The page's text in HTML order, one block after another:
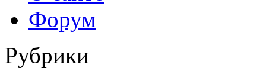
Форум
Рубрики